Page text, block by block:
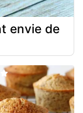
envie de